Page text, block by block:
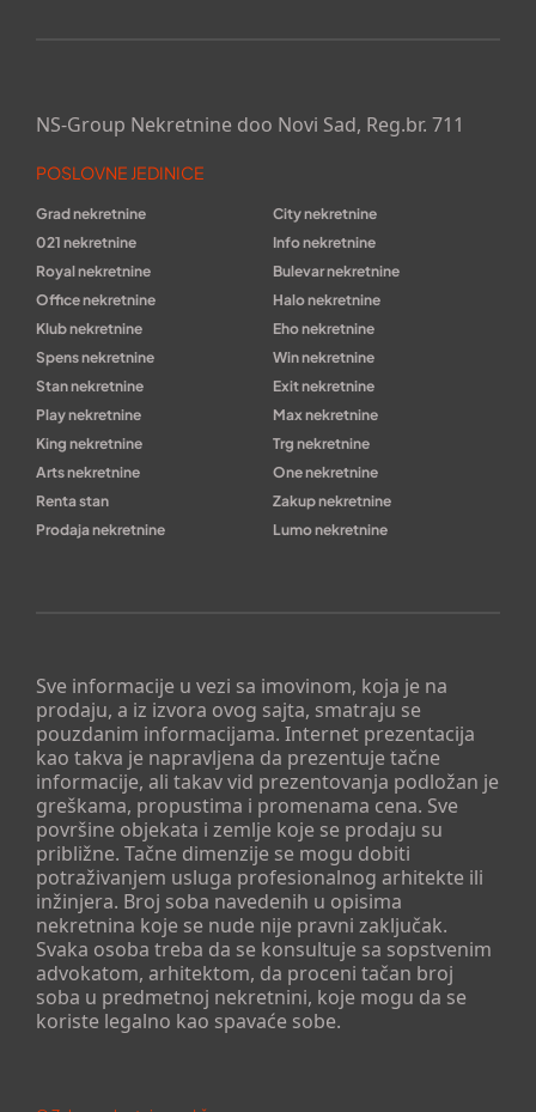
Sve informacije u vezi sa imovinom, koja je na
prodaju, a iz izvora ovog sajta, smatraju se
pouzdanim informacijama. Internet prezentacija
kao takva je napravljena da prezentuje tačne
informacije, ali takav vid prezentovanja podložan je
greškama, propustima i promenama cena. Sve
površine objekata i zemlje koje se prodaju su
približne. Tačne dimenzije se mogu dobiti
potraživanjem usluga profesionalnog arhitekte ili
inžinjera. Broj soba navedenih u opisima
nekretnina koje se nude nije pravni zaključak.
Svaka osoba treba da se konsultuje sa sopstvenim
advokatom, arhitektom, da proceni tačan broj
soba u predmetnoj nekretnini, koje mogu da se
koriste legalno kao spavaće sobe.
NS-Group Nekretnine doo Novi Sad, Reg.br. 711
POSLOVNE JEDINICE
Grad nekretnine
City nekretnine
021 nekretnine
Info nekretnine
Royal nekretnine
Bulevar nekretnine
Office nekretnine
Halo nekretnine
Klub nekretnine
Eho nekretnine
Spens nekretnine
Win nekretnine
Stan nekretnine
Exit nekretnine
Play nekretnine
Max nekretnine
King nekretnine
Trg nekretnine
Arts nekretnine
One nekretnine
Renta stan
Zakup nekretnine
Prodaja nekretnine
Lumo nekretnine